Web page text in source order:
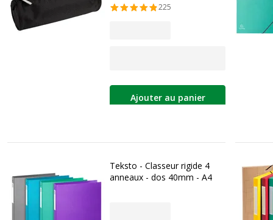
225
Ajouter au panier
Teksto - Classeur rigide 4
anneaux - dos 40mm - A4